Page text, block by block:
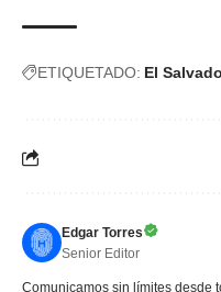
ETIQUETADO: El
Edgar Torres
Senior Editor
Comunicamos sin límites desde